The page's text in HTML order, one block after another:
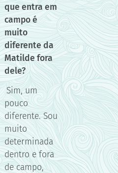
que entra em
campo é
muito
diferente da
Matilde fora
dele?
Sim, um
pouco
diferente. Sou
muito
determinada
dentro e fora
de campo,